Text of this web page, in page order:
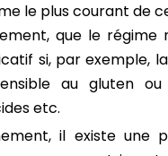
le plus courant de
que le régime
si, par exemple,
au gluten
etc.
il existe une